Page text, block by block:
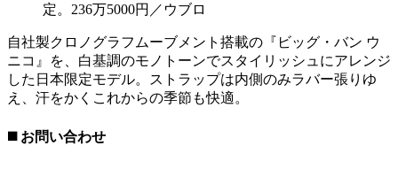
定。236万5000円／ウブロ
自社製クロノグラフムーブメント搭載の『ビッグ・バン ウ
ニコ』を、白基調のモノトーンでスタイリッシュにアレンジ
した日本限定モデル。ストラップは内側のみラバー張りゆ
え、汗をかくこれからの季節も快適。
◼️ お問い合わせ